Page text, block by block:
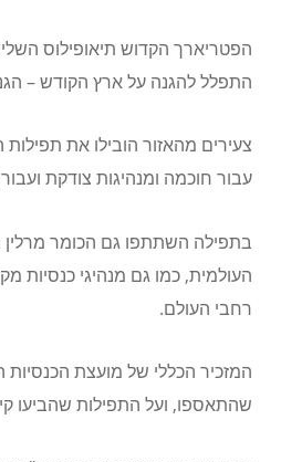
הפטריארך הקדוש תיאופילוס
התפלל להגנה על ארץ הקודש –
צעירים מהאזור הובילו את
עבור חוכמה ומנהיגות צודקת
בתפילה השתתפו גם הכומר מרלין
העולמית, כמו גם מנהיגי כנסיות
רחבי העולם.
המזכיר הכללי של מועצת הכנסיות
שהתאספו, ועל התפילות שהביעו